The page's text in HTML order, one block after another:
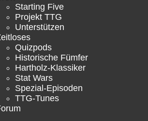
Starting Five
Projekt TTG
Unterstützen
Quizpods
Historische Fümfer
Hartholz-Klassiker
Stat Wars
Spezial-Episoden
TTG-Tunes